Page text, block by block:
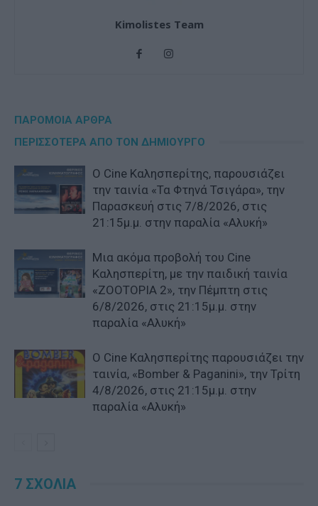
Kimolistes Team
ΠΑΡΟΜΟΙΑ ΑΡΘΡΑ
ΠΕΡΙΣΣΟΤΕΡΑ ΑΠΟ ΤΟΝ ΔΗΜΙΟΥΡΓΟ
Ο Cine Καλησπερίτης, παρουσιάζει
την ταινία «Τα Φτηνά Τσιγάρα», την
Παρασκευή στις 7/8/2026, στις
21:15μ.μ. στην παραλία «Αλυκή»
Μια ακόμα προβολή του Cine
Καλησπερίτη, με την παιδική ταινία
«ZOOTOPIA 2», την Πέμπτη στις
6/8/2026, στις 21:15μ.μ. στην
παραλία «Αλυκή»
Ο Cine Καλησπερίτης παρουσιάζει την
ταινία, «Bomber & Paganini», την Τρίτη
4/8/2026, στις 21:15μ.μ. στην
παραλία «Αλυκή»
7 ΣΧΟΛΙΑ